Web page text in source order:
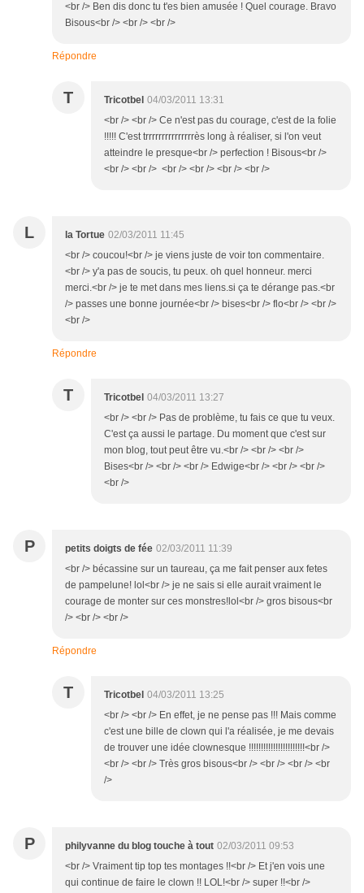
<br /> Ben dis donc tu t'es bien amusée ! Quel courage. Bravo
Bisous<br /> <br /> <br />
Répondre
T Tricotbel 04/03/2011 13:31
<br /> <br /> Ce n'est pas du courage, c'est de la folie
!!!!! C'est trrrrrrrrrrrrrrrès long à réaliser, si l'on veut
atteindre le presque<br /> perfection ! Bisous<br />
<br /> <br /> <br /> <br /> <br /> <br />
L la Tortue 02/03/2011 11:45
<br /> coucou!<br /> je viens juste de voir ton commentaire.
<br /> y'a pas de soucis, tu peux. oh quel honneur. merci
merci.<br /> je te met dans mes liens.si ça te dérange pas.<br
/> passes une bonne journée<br /> bises<br /> flo<br /> <br />
<br />
Répondre
T Tricotbel 04/03/2011 13:27
<br /> <br /> Pas de problème, tu fais ce que tu veux.
C'est ça aussi le partage. Du moment que c'est sur
mon blog, tout peut être vu.<br /> <br /> <br />
Bises<br /> <br /> <br /> Edwige<br /> <br /> <br />
<br />
P petits doigts de fée 02/03/2011 11:39
<br /> bécassine sur un taureau, ça me fait penser aux fetes
de pampelune! lol<br /> je ne sais si elle aurait vraiment le
courage de monter sur ces monstres!lol<br /> gros bisous<br
/> <br /> <br />
Répondre
T Tricotbel 04/03/2011 13:25
<br /> <br /> En effet, je ne pense pas !!! Mais comme
c'est une bille de clown qui l'a réalisée, je me devais
de trouver une idée clownesque !!!!!!!!!!!!!!!!!!!!!!!<br />
<br /> <br /> Très gros bisous<br /> <br /> <br /> <br
/>
P philyvanne du blog touche à tout 02/03/2011 09:53
<br /> Vraiment tip top tes montages !!<br /> Et j'en vois une
qui continue de faire le clown !! LOL!<br /> super !!<br />